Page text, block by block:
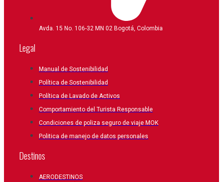
Avda. 15 No. 106-32 MN 02 Bogotá, Colombia
Legal
Manual de Sostenibilidad
Política de Sostenibilidad
Política de Lavado de Activos
Comportamiento del Turista Responsable
Condiciones de poliza seguro de viaje MOK
Politica de manejo de datos personales
Destinos
AERODESTINOS